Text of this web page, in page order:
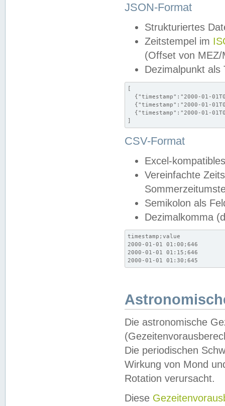
JSON-Format
Strukturiertes
Zeitstempel im
(Offset von MEZ/
Dezimalpunkt als
[
{"timestamp":"2000-01-
{"timestamp":"2000-01-
{"timestamp":"2000-01-
]
CSV-Format
Excel-
Vereinfachte
Semikolon als
Dezimalkomma
timestamp;value
2000-01-01 01:00;646
2000-01-01 01:15;646
2000-01-01 01:30;645
Die astronomische
Die periodischen
Wirkung von Mond
Rotation verursacht.
Diese